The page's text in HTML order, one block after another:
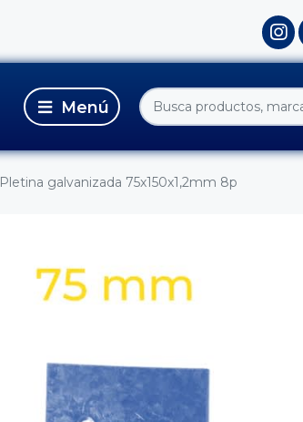
Pletina galvanizada 75x150x1,2mm 8p